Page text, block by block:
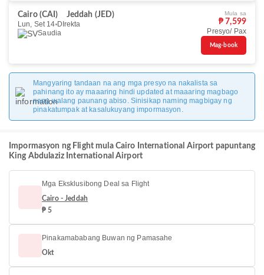
Cairo (CAI)
Jeddah (JED)
Lun, Set 14 DIrekta
Saudia
Mula sa
₱ 7,599
Presyo/ Pax
Mag-book
Mangyaring tandaan na ang mga presyo na nakalista sa
pahinang ito ay maaaring hindi updated at maaaring magbago
nang walang paunang abiso. Sinisikap naming magbigay ng
pinakatumpak at kasalukuyang impormasyon.
Impormasyon ng Flight mula Cairo International Airport papuntang
King Abdulaziz International Airport
Mga Eksklusibong Deal sa Flight
Cairo - Jeddah
₱ 5
Pinakamababang Buwan ng Pamasahe
Okt